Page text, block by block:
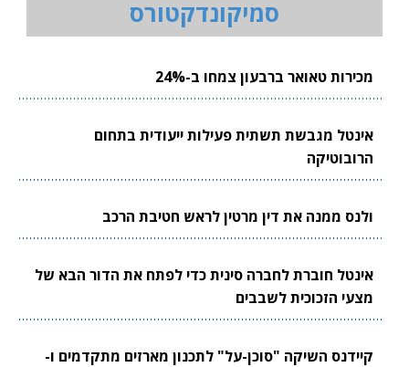
סמיקונדקטורס
מכירות טאואר ברבעון צמחו ב-24%
אינטל מגבשת תשתית פעילות ייעודית בתחום
הרובוטיקה
ולנס ממנה את דין מרטין לראש חטיבת הרכב
אינטל חוברת לחברה סינית כדי לפתח את הדור הבא של
מצעי הזכוכית לשבבים
קיידנס השיקה "סוכן-על" לתכנון מארזים מתקדמים ו-